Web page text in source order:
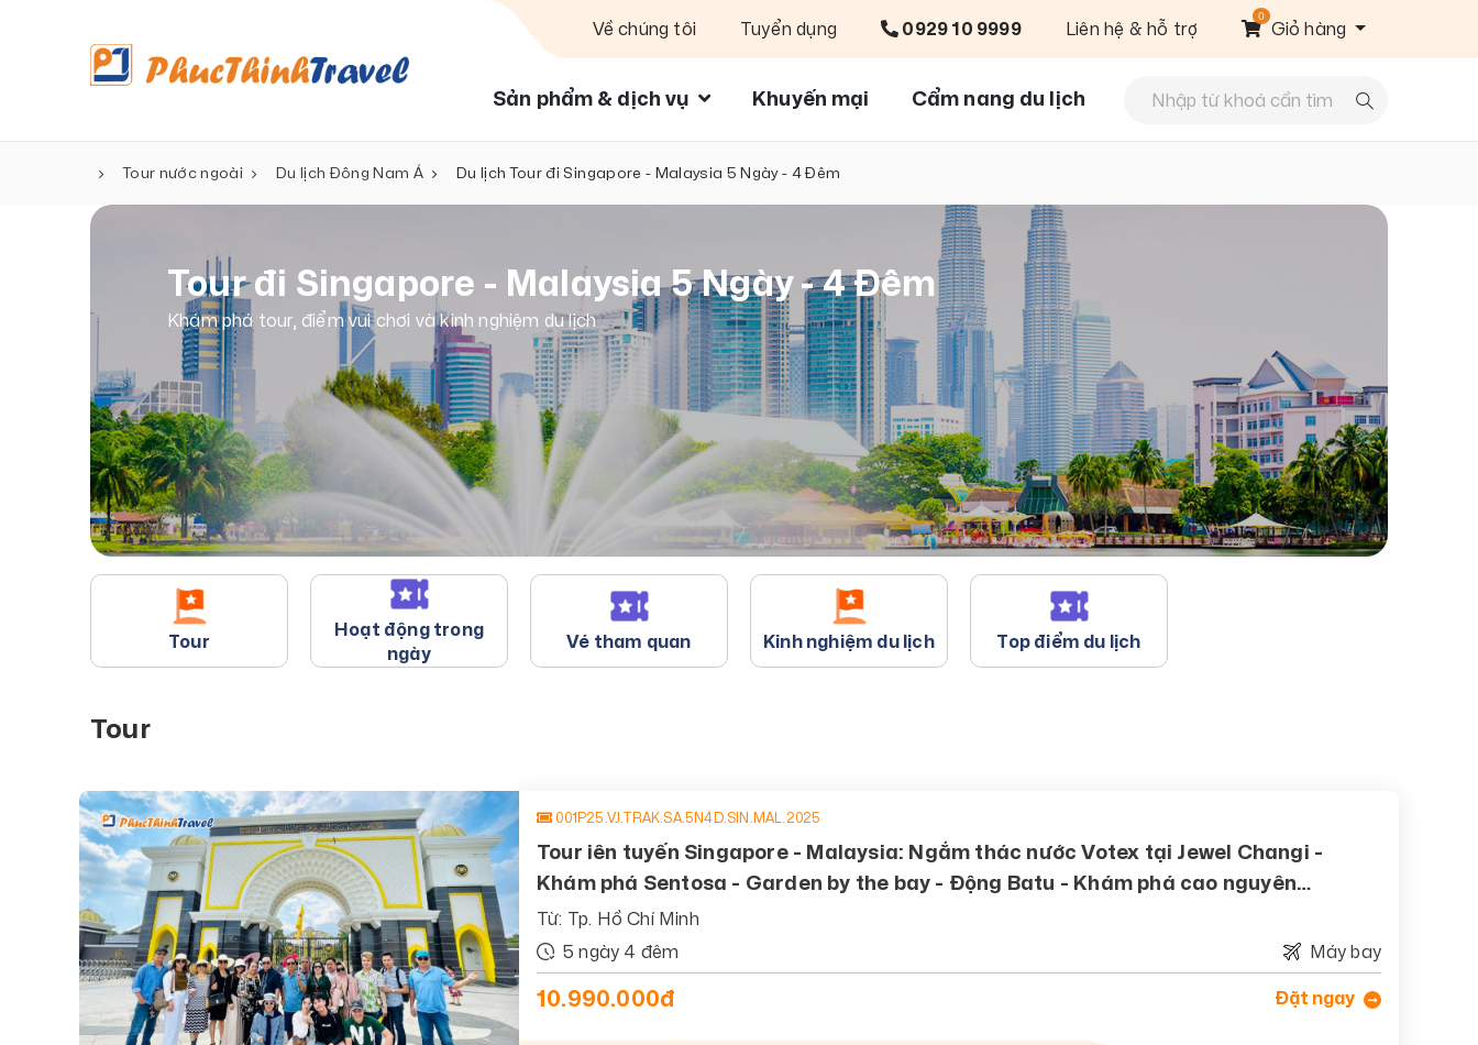
Về chúng tôi Tuyển dụng 0929 10 9999 Liên hệ & hỗ trợ 0 Giỏ hàng
Sản phẩm & dịch vụ Khuyến mại Cẩm nang du lịch
Tour nước ngoài Du lịch Đông Nam Á Du lịch Tour đi Singapore - Malaysia 5 Ngày - 4 Đêm
Tour đi Singapore - Malaysia 5 Ngày - 4 Đêm
Khám phá tour, điểm vui chơi và kinh nghiệm du lịch
Tour
Hoạt động trong
ngày
Vé tham quan Kinh nghiệm du lịch Top điểm du lịch
Tour
001P25.VJ.TRAK.SA.5N4D.SIN.MAL.2025
Tour iên tuyến Singapore - Malaysia: Ngắm thác nước Votex tại Jewel Changi -
Khám phá Sentosa - Garden by the bay - Động Batu - Khám phá cao nguyên
Genting bằng cáp treo
Từ: Tp. Hồ Chí Minh
5 ngày 4 đêm
Máy bay
10.990.000đ Đặt ngay